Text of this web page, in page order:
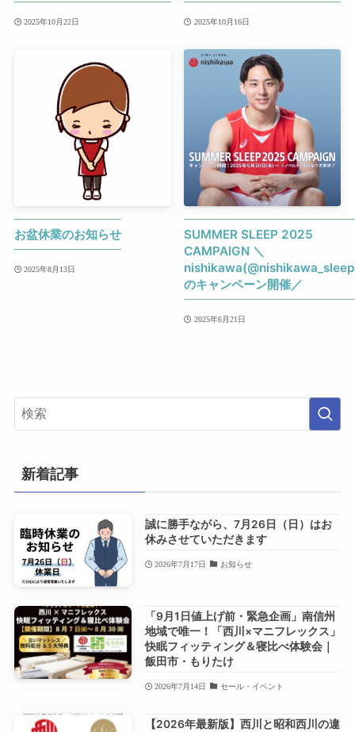
2025年10月22日 2025年10月16日
お盆休業のお知らせ
2025年8月13日
SUMMER SLEEP 2025
CAMPAIGN ＼
のキャンペーン開催／
2025年6月21日
新着記事
誠に勝手ながら、7月26日（日）はお
休みさせていただきます
2026年7月17日 お知らせ
「9月1日値上げ前・緊急企画」南信州
地域で唯一！「西川×マニフレックス」
快眠フィッティング＆寝比べ体験会｜
飯田市・もりたけ
2026年7月14日 セール・イベント
【2026年最新版】西川と昭和西川の違